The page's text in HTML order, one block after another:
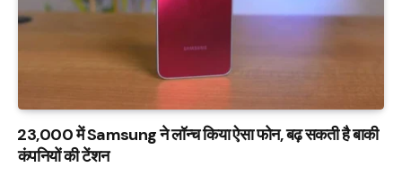
₹23,000 में Samsung ने लॉन्च किया ऐसा फोन, बढ़ सकती है बाकी
कंपनियों की टेंशन